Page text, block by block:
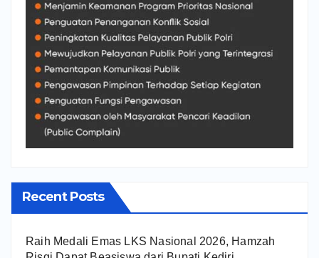
Recent Posts
Raih Medali Emas LKS Nasional 2026, Hamzah